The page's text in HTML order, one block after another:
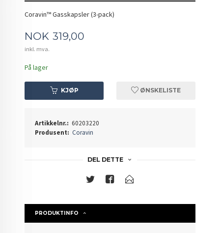
Coravin™ Gasskapsler (3-pack)
Pris
NOK 319,00
inkl. mva.
På lager
KJØP ØNSKELISTE
Artikkelnr.: 60203220
Produsent: Coravin
DEL DETTE
PRODUKTINFO